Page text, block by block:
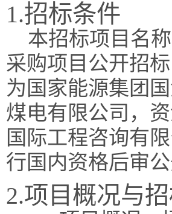
1.招标条件
本招标项目名
采购项目公开招
为国家能源集团
煤电有限公司，
国际工程咨询有
行国内资格后审公
2.项目概况与